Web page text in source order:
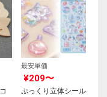
最安単価
¥209〜
ぷっくり立体シール